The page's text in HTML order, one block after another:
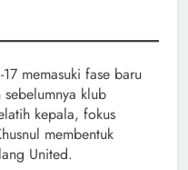
memasuki fase baru
sebelumnya klub
kepala, fokus
membentuk
United.